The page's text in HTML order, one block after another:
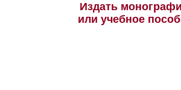
Издать
или учебное